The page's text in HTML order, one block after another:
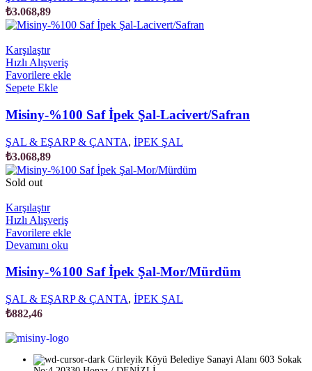
₺3.068,89
Karşılaştır
Hızlı Alışveriş
Favorilere ekle
Sepete Ekle
Misiny-%100 Saf İpek Şal-Lacivert/Safran
ŞAL & EŞARP & ÇANTA, İPEK ŞAL
₺3.068,89
Sold out
Karşılaştır
Hızlı Alışveriş
Favorilere ekle
Devamını oku
Misiny-%100 Saf İpek Şal-Mor/Mürdüm
ŞAL & EŞARP & ÇANTA, İPEK ŞAL
₺882,46
Gürleyik Köyü Belediye Sanayi Alanı 603 Sokak